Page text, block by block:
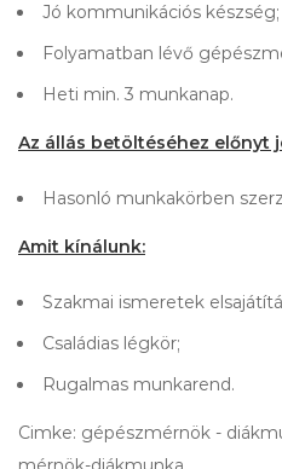
Jó kommunikációs készség;
Folyamatban lévő
Heti min. 3 munkanap.
Az állás betöltéséhez előnyt
Hasonló munkakörben
Amit kínálunk:
Szakmai ismeretek
Családias légkör;
Rugalmas munkarend.
Cimke: gépészmérnök -